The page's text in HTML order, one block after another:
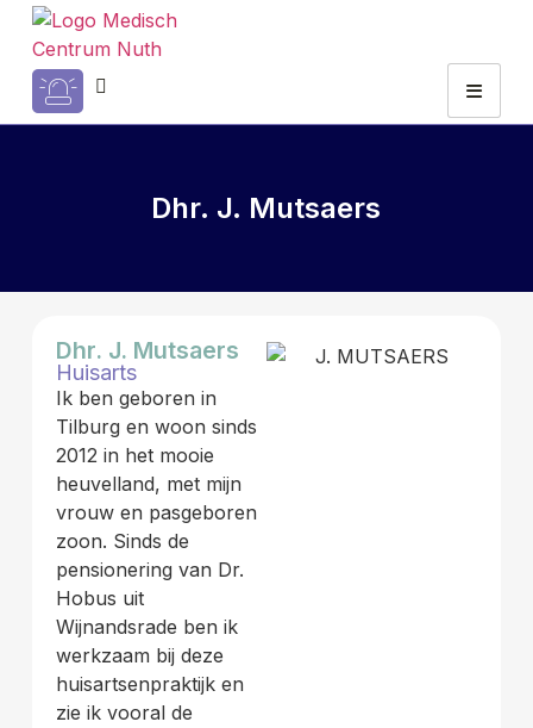
Dhr. J. Mutsaers
Dhr. J. Mutsaers
Huisarts
Ik ben geboren in
Tilburg en woon sinds
2012 in het mooie
heuvelland, met mijn
vrouw en pasgeboren
zoon. Sinds de
pensionering van Dr.
Hobus uit
Wijnandsrade ben ik
werkzaam bij deze
huisartsenpraktijk en
zie ik vooral de